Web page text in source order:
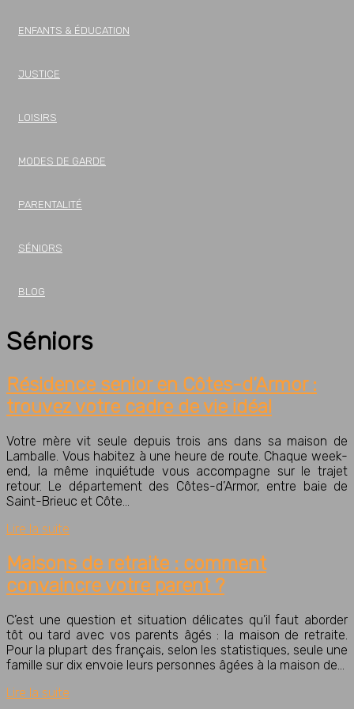
ENFANTS & ÉDUCATION
JUSTICE
LOISIRS
MODES DE GARDE
PARENTALITÉ
SÉNIORS
BLOG
Séniors
Résidence senior en Côtes-d’Armor :
trouvez votre cadre de vie idéal
Votre mère vit seule depuis trois ans dans sa maison de
Lamballe. Vous habitez à une heure de route. Chaque week-
end, la même inquiétude vous accompagne sur le trajet
retour. Le département des Côtes-d’Armor, entre baie de
Saint-Brieuc et Côte…
Lire la suite
Maisons de retraite : comment
convaincre votre parent ?
C’est une question et situation délicates qu’il faut aborder
tôt ou tard avec vos parents âgés : la maison de retraite.
Pour la plupart des français, selon les statistiques, seule une
famille sur dix envoie leurs personnes âgées à la maison de…
Lire la suite